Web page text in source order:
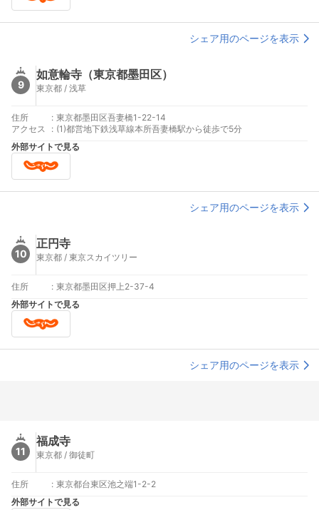
シェア用のページを表示
9
如意輪寺（東京都墨田区）
東京都 / 浅草
住所 : 東京都墨田区吾妻橋1-22-14
アクセス
: (1)都営地下鉄浅草線本所吾妻橋駅から徒歩で5分
外部サイトで見る
シェア用のページを表示
10
正円寺
東京都 / 東京スカイツリー
住所 : 東京都墨田区押上2-37-4
外部サイトで見る
シェア用のページを表示
11
福成寺
東京都 / 御徒町
住所 : 東京都台東区池之端1-2-2
外部サイトで見る